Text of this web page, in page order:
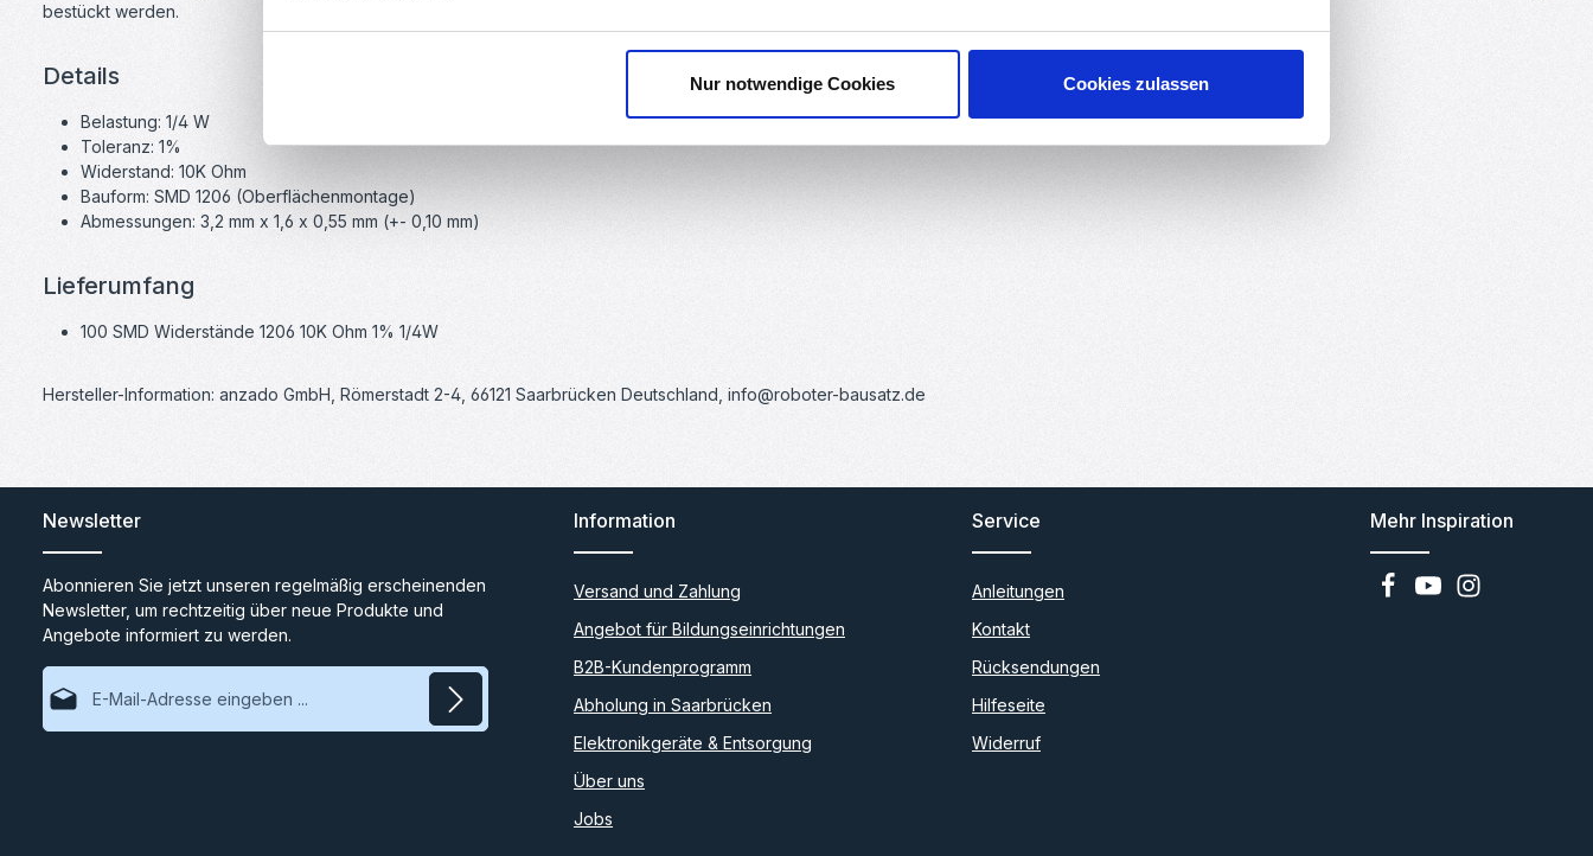
Nur notwendige Cookies Cookies zulassen
bestückt werden.
Details
Belastung: 1/4 W
Toleranz: 1%
Widerstand: 10K Ohm
Bauform: SMD 1206 (Oberflächenmontage)
Abmessungen: 3,2 mm x 1,6 x 0,55 mm (+- 0,10 mm)
Lieferumfang
100 SMD Widerstände 1206 10K Ohm 1% 1/4W
Hersteller-Information: anzado GmbH, Römerstadt 2-4, 66121 Saarbrücken Deutschland, info@roboter-bausatz.de
Newsletter
Abonnieren Sie jetzt unseren regelmäßig erscheinenden
Newsletter, um rechtzeitig über neue Produkte und
Angebote informiert zu werden.
E-Mail-Adresse*
Information
Versand und Zahlung
Angebot für Bildungseinrichtungen
B2B-Kundenprogramm
Abholung in Saarbrücken
Elektronikgeräte & Entsorgung
Über uns
Jobs
Service
Anleitungen
Kontakt
Rücksendungen
Hilfeseite
Widerruf
Mehr Inspiration